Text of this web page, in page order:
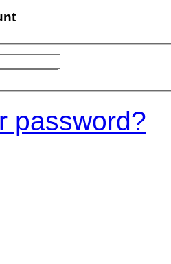
password?